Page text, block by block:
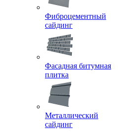
Фиброцементный
сайдинг
Фасадная битумная
плитка
Металлический
сайдинг